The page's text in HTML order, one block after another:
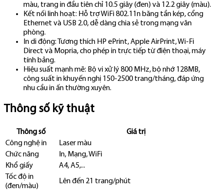
màu, trang in đầu tiên chỉ 10.5 giây (đen) và 12.2 giây (màu).
Kết nối linh hoạt: Hỗ trợ WiFi 802.11n băng tần kép, cổng
Ethernet và USB 2.0, dễ dàng chia sẻ trong mạng văn
phòng.
In di động: Tương thích HP ePrint, Apple AirPrint, Wi-Fi
Direct và Mopria, cho phép in trực tiếp từ điện thoại, máy
tính bảng.
Hiệu suất mạnh mẽ: Bộ vi xử lý 800 MHz, bộ nhớ 128MB,
công suất in khuyến nghị 150-2500 trang/tháng, đáp ứng
nhu cầu in ấn thường xuyên.
Thông số kỹ thuật
Thông số
Giá trị
Công nghệ in
Laser màu
Chức năng
In, Mạng, WiFi
Khổ giấy
A4, A5,...
Tốc độ in
(đen/màu)
Lên đến 21 trang/phút